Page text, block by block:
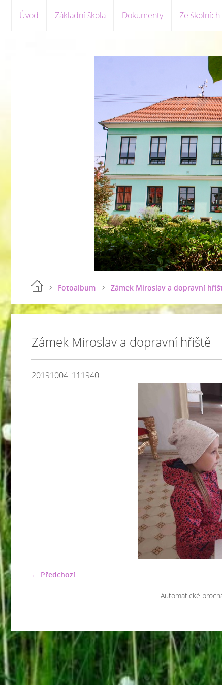
Úvod Základní škola Dokumenty Ze školních
Fotoalbum Zámek Miroslav a dopravní
Zámek Miroslav a dopravní hřiště
20191004_111940
← Předchozí
Automatické